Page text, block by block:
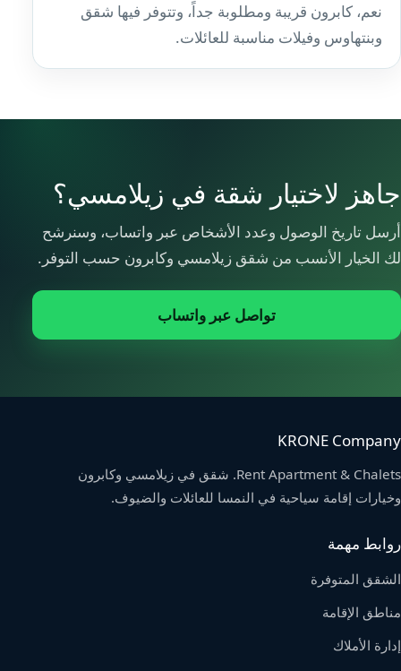
نعم، كابرون قريبة ومطلوبة جداً، وتتوفر فيها شقق
وبنتهاوس وفيلات مناسبة للعائلات.
جاهز لاختيار شقة في زيلامسي؟
أرسل تاريخ الوصول وعدد الأشخاص عبر واتساب، وسنرشح
لك الخيار الأنسب من شقق زيلامسي وكابرون حسب التوفر.
تواصل عبر واتساب
KRONE Company
Rent Apartment & Chalets. شقق في زيلامسي وكابرون
وخيارات إقامة سياحية في النمسا للعائلات والضيوف.
روابط مهمة
الشقق المتوفرة
مناطق الإقامة
إدارة الأملاك